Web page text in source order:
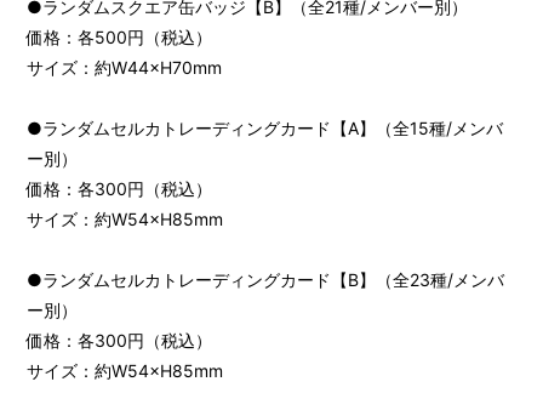
●ランダムスクエア缶バッジ【B】（全21種/メンバー別）
価格：各500円（税込）
サイズ：約W44×H70mm
●ランダムセルカトレーディングカード【A】（全15種/メンバ
ー別）
価格：各300円（税込）
サイズ：約W54×H85mm
●ランダムセルカトレーディングカード【B】（全23種/メンバ
ー別）
価格：各300円（税込）
サイズ：約W54×H85mm